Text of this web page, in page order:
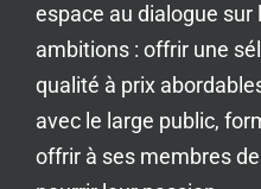
espace au dialogue sur
ambitions : offrir une
qualité à prix
avec le large public,
offrir à ses membres